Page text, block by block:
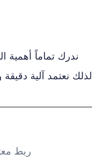
ندرك تماماً
لذلك نعتمد آلية
ربط